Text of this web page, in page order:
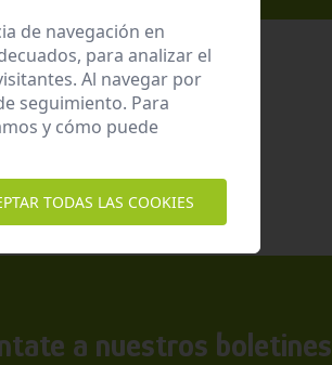
a nuestros boletines
de navegación en
para analizar el
Al navegar por
seguimiento. Para
y cómo puede
TODAS LAS COOKIES